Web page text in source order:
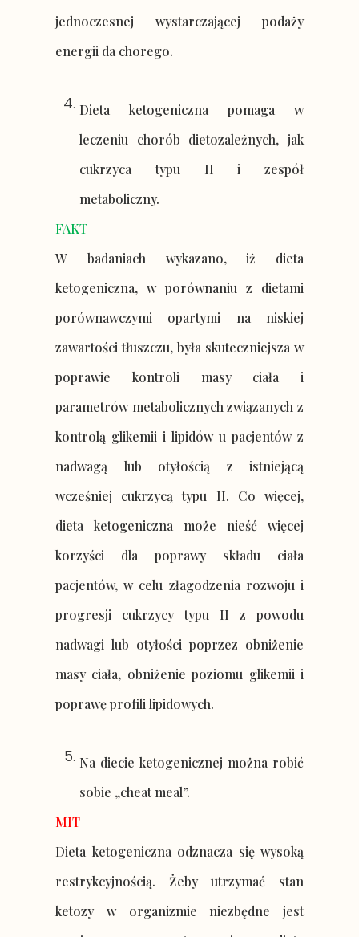
jednoczesnej wystarczającej podaży
energii da chorego.
Dieta ketogeniczna pomaga w
leczeniu chorób dietozależnych, jak
cukrzyca typu II i zespół
metaboliczny.
FAKT
W badaniach wykazano, iż dieta
ketogeniczna, w porównaniu z dietami
porównawczymi opartymi na niskiej
zawartości tłuszczu, była skuteczniejsza w
poprawie kontroli masy ciała i
parametrów metabolicznych związanych z
kontrolą glikemii i lipidów u pacjentów z
nadwagą lub otyłością z istniejącą
wcześniej cukrzycą typu II. Co więcej,
dieta ketogeniczna może nieść więcej
korzyści dla poprawy składu ciała
pacjentów, w celu złagodzenia rozwoju i
progresji cukrzycy typu II z powodu
nadwagi lub otyłości poprzez obniżenie
masy ciała, obniżenie poziomu glikemii i
poprawę profili lipidowych.
Na diecie ketogenicznej można robić
sobie „cheat meal”.
MIT
Dieta ketogeniczna odznacza się wysoką
restrykcyjnością. Żeby utrzymać stan
ketozy w organizmie niezbędne jest